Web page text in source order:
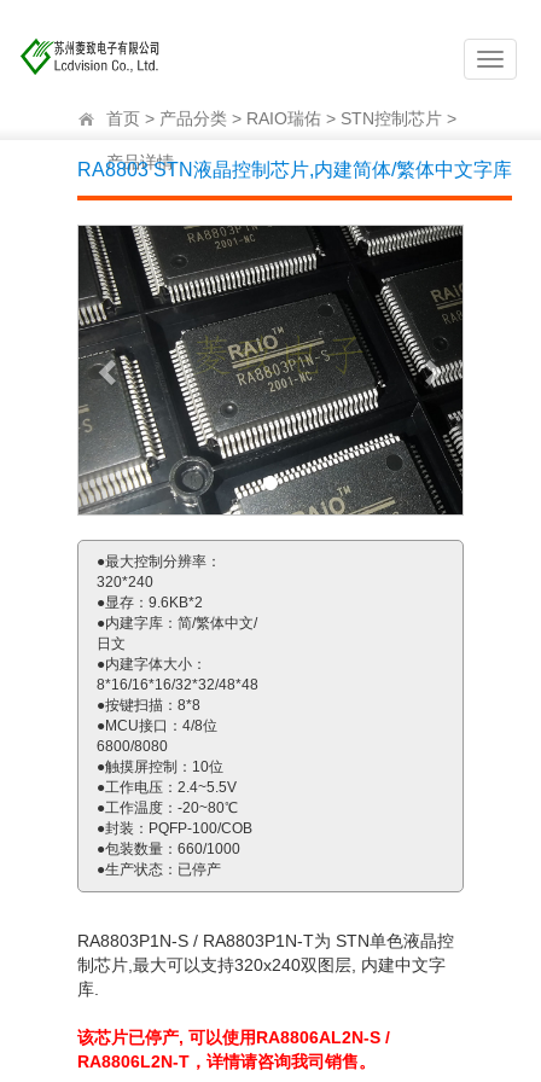
首页 > 产品分类 > RAIO瑞佑 > STN控制芯片 >
产品详情
RA8803 STN液晶控制芯片,内建简体/繁体中文字库
Previous Next
●最大控制分辨率：
320*240
●显存：9.6KB*2
●内建字库：简/繁体中文/
日文
●内建字体大小：
8*16/16*16/32*32/48*48
●按键扫描：8*8
●MCU接口：4/8位
6800/8080
●触摸屏控制：10位
●工作电压：2.4~5.5V
●工作温度：-20~80℃
●封装：PQFP-100/COB
●包装数量：660/1000
●生产状态：已停产
RA8803P1N-S / RA8803P1N-T为 STN单色液晶控
制芯片,最大可以支持320x240双图层, 内建中文字
库.
该芯片已停产, 可以使用RA8806AL2N-S /
RA8806L2N-T，详情请咨询我司销售。